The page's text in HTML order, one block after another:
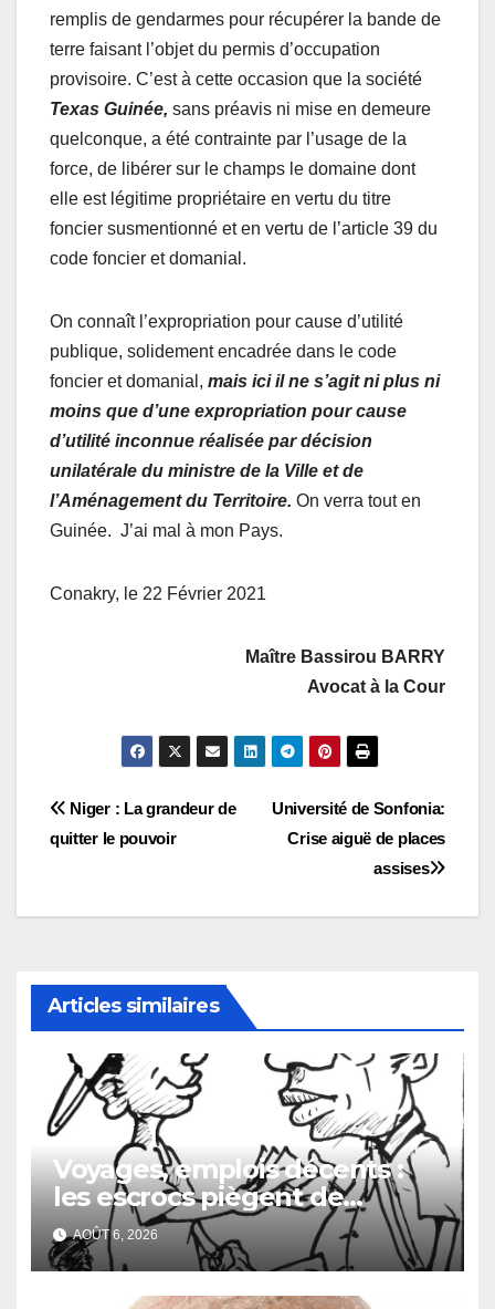
remplis de gendarmes pour récupérer la bande de
terre faisant l’objet du permis d’occupation
provisoire. C’est à cette occasion que la société
Texas Guinée, sans préavis ni mise en demeure
quelconque, a été contrainte par l’usage de la
force, de libérer sur le champs le domaine dont
elle est légitime propriétaire en vertu du titre
foncier susmentionné et en vertu de l’article 39 du
code foncier et domanial.
On connaît l’expropriation pour cause d’utilité
publique, solidement encadrée dans le code
foncier et domanial, mais ici il ne s’agit ni plus ni
moins que d’une expropriation pour cause
d’utilité inconnue réalisée par décision
unilatérale du ministre de la Ville et de
l’Aménagement du Territoire. On verra tout en
Guinée. J’ai mal à mon Pays.
Conakry, le 22 Février 2021
Maître Bassirou BARRY
Avocat à la Cour
Navigation
de
l’article
Université de Sonfonia:
Crise aiguë de places
assises
Niger : La grandeur de
quitter le pouvoir
Articles similaires
Voyages, emplois décents :
les escrocs piègent de
nombreux jeunes
AOÛT 6, 2026